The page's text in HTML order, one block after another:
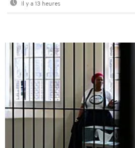
Il y a 13 heures